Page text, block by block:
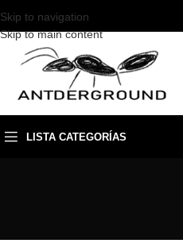
Skip to navigation
Skip to main content
LISTA CATEGORÍAS